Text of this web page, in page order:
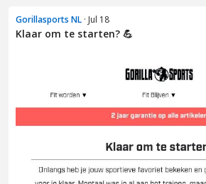
Gorillasports NL · Jul 18
Klaar om te starten? 💪